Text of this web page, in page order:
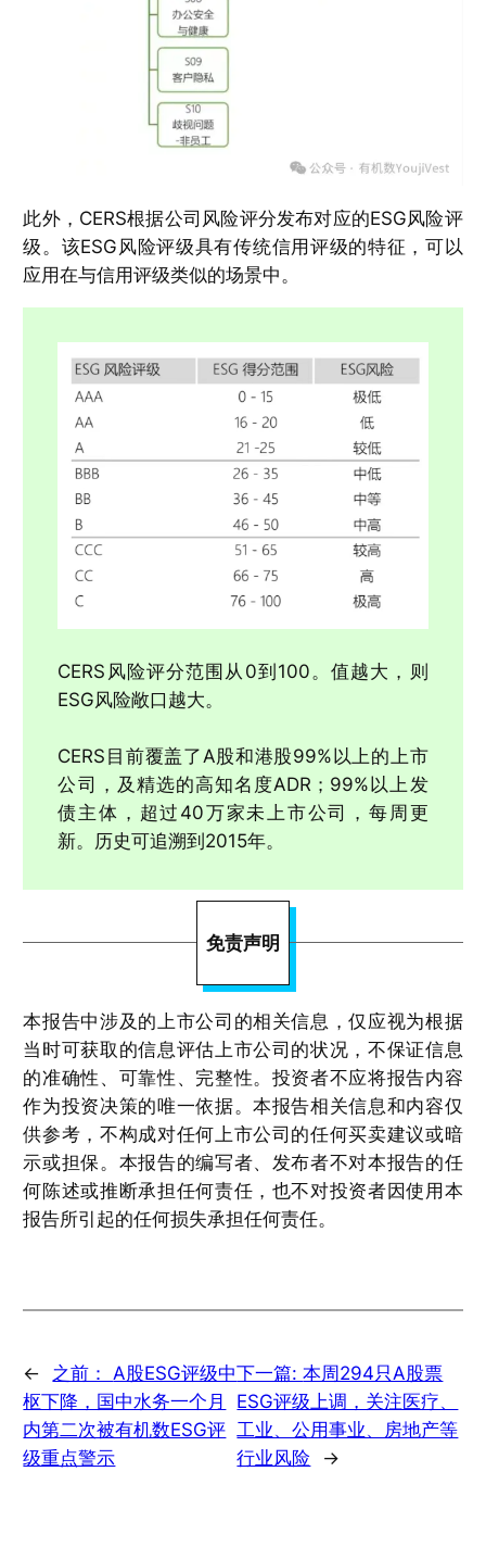
此外，CERS根据公司风险评分发布对应的ESG风险评
级。该ESG风险评级具有传统信用评级的特征，可以
应用在与信用评级类似的场景中。
CERS风险评分范围从0到100。值越大，则
ESG风险敞口越大。
CERS目前覆盖了A股和港股99%以上的上市
公司，及精选的高知名度ADR；99%以上发
债主体，超过40万家未上市公司，每周更
新。历史可追溯到2015年。
免责声明
本报告中涉及的上市公司的相关信息，仅应视为根据
当时可获取的信息评估上市公司的状况，不保证信息
的准确性、可靠性、完整性。投资者不应将报告内容
作为投资决策的唯一依据。本报告相关信息和内容仅
供参考，不构成对任何上市公司的任何买卖建议或暗
示或担保。本报告的编写者、发布者不对本报告的任
何陈述或推断承担任何责任，也不对投资者因使用本
报告所引起的任何损失承担任何责任。
← 之前：A股ESG评级中
枢下降，国中水务一个月
内第二次被有机数ESG评
级重点警示
下一篇:本周294只A股票
ESG评级上调，关注医疗、
工业、公用事业、房地产等
行业风险
→